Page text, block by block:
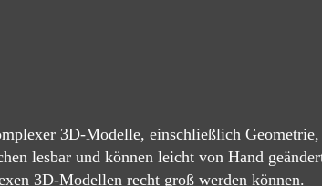
3D-Modelle, einschließlich
lesbar und können leicht von Hand
3D-Modellen recht groß werden können.